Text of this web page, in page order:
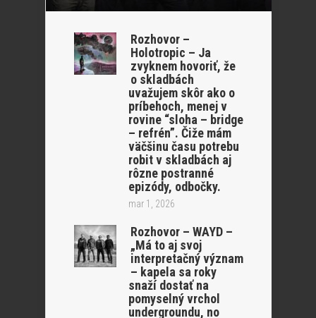
Rozhovor –
Holotropic – Ja
zvyknem hovoriť, že
o skladbách
uvažujem skôr ako o
príbehoch, menej v
rovine “sloha – bridge
– refrén”. Čiže mám
väčšinu času potrebu
robit v skladbách aj
rôzne postranné
epizódy, odbočky.
mar 1, 2026
Rozhovor – WAYD –
„Má to aj svoj
interpretačný význam
– kapela sa roky
snaží dostať na
pomyselný vrchol
undergroundu, no